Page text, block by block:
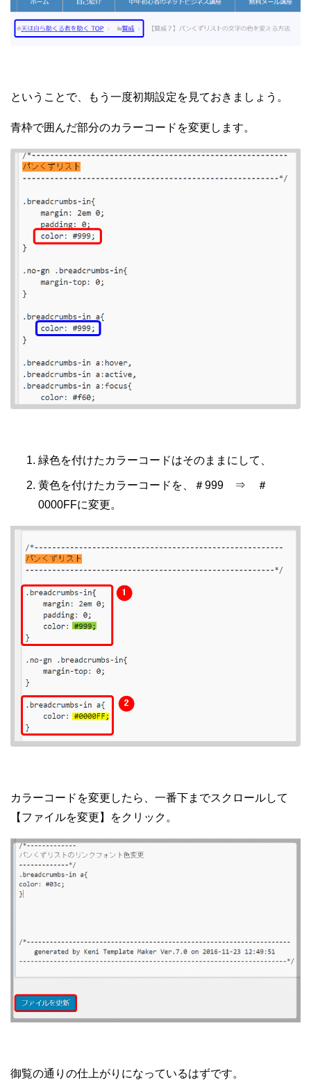
ということで、もう一度初期設定を見ておきましょう。
青枠で囲んだ部分のカラーコードを変更します。
緑色を付けたカラーコードはそのままにして、
黄色を付けたカラーコードを、＃999 ⇒ ＃
0000FFに変更。
カラーコードを変更したら、一番下までスクロールして
【ファイルを変更】をクリック。
御覧の通りの仕上がりになっているはずです。